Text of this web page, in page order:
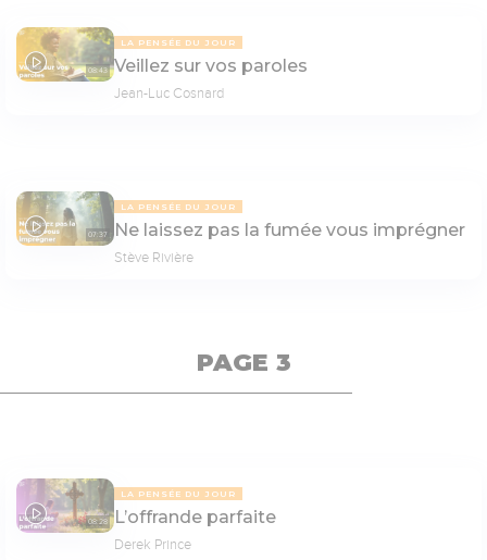
08:43
LA PENSÉE DU JOUR
Veillez sur vos paroles
Jean-Luc Cosnard
07:37
LA PENSÉE DU JOUR
Ne laissez pas la fumée vous imprégner
Stève Rivière
PAGE 3
08:28
LA PENSÉE DU JOUR
L’offrande parfaite
Derek Prince